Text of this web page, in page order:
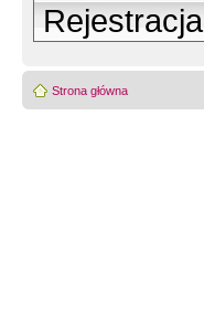
Rejestracja
Strona główna